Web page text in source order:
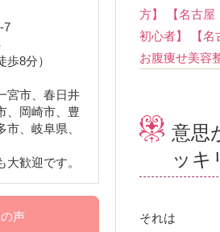
方】
【名古
初心者】
【
お腹痩せ美容
意思
ッキ
それは
7
歩8分）
宮市、春日井
、岡崎市、豊
市、岐阜県、
歓迎です。
声